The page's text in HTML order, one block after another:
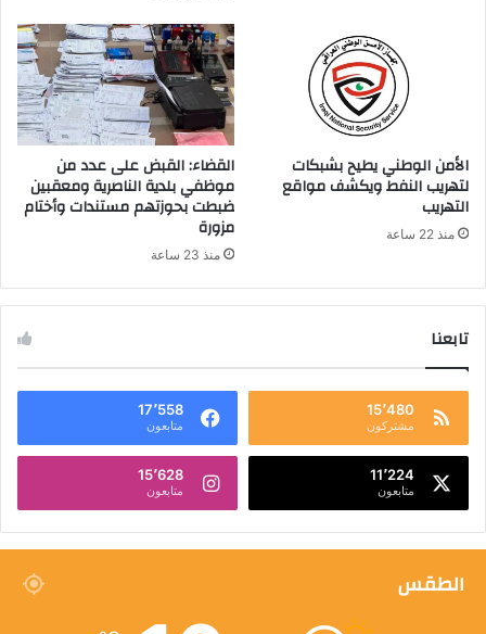
الأمن الوطني يطيح بشبكات
لتهريب النفط ويكشف مواقع
التهريب
منذ 22 ساعة
القضاء: القبض على عدد من
موظفي بلدية الناصرية ومعقبين
ضبطت بحوزتهم مستندات وأختام
مزورة
منذ 23 ساعة
تابعنا
15٬480
مشتركون
17٬558
متابعون
11٬224
متابعون
15٬628
متابعون
الطقس